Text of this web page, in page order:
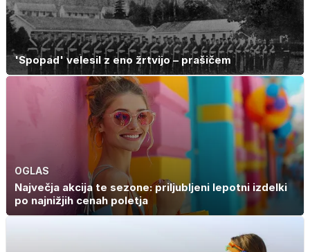
'Spopad' velesil z eno žrtvijo – prašičem
OGLAS
Največja akcija te sezone: priljubljeni lepotni izdelki
po najnižjih cenah poletja